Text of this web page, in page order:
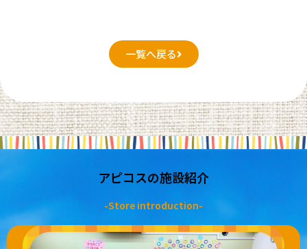
一覧へ戻る
アピコスの施設紹介
-Store introduction-